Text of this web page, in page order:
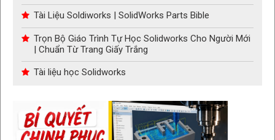
Tài Liệu Soldiworks | SolidWorks Parts Bible
Trọn Bộ Giáo Trình Tự Học Solidworks Cho Người Mới
| Chuẩn Từ Trang Giấy Trắng
Tài liệu học Solidworks